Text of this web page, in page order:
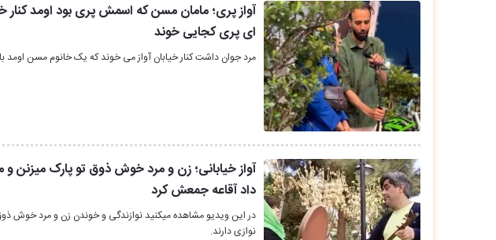
آواز پری؛ مامان مسن که اسمش پری بود اومد کنار
ای پری کجایی خوند
مرد جوان داشت کنار خیابان آواز می خوند که یک خانوم مسن اومد
آواز خیابانی؛ زن و مرد خوش ذوق تو پارک میزنن
داد آقاعه جمعش کرد
در این ویدیو مشاهده میکنید نوازندگی و خوندن زن و مرد خوش
نوازی دارند.